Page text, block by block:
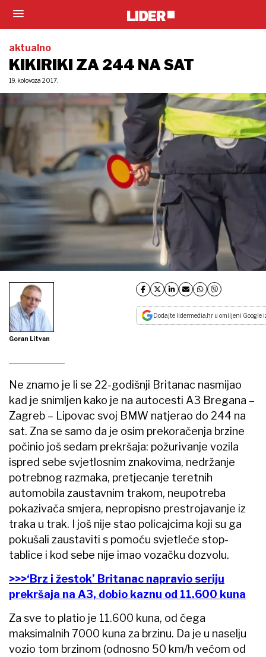
aktualno
KIKIRIKI ZA 244 NA SAT
19. kolovoza 2017.
Goran Litvan
Dodajte lidermedia.hr u omiljeni Google
Ne znamo je li se 22-godišnji Britanac nasmijao
kad je snimljen kako je na autocesti A3 Bregana –
Zagreb – Lipovac svoj BMW natjerao do 244 na
sat. Zna se samo da je osim prekoračenja brzine
počinio još sedam prekršaja: požurivanje vozila
ispred sebe svjetlosnim znakovima, nedržanje
potrebnog razmaka, pretjecanje teretnih
automobila zaustavnim trakom, neupotreba
pokazivača smjera, nepropisno prestrojavanje iz
traka u trak. I još nije stao policajcima koji su ga
pokušali zaustaviti s pomoću svjetleće stop-
tablice i kod sebe nije imao vozačku dozvolu.
>>>‘Brz i žestok’ Britanac napravio seriju
prekršaja na A3, dobio kaznu od 11.600 kuna
Za sve to platio je 11.600 kuna, od čega
maksimalnih 7000 kuna za brzinu. Da je u naselju
vozio tom brzinom (odnosno 50 km/h većom od